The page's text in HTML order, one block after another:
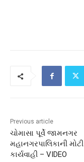
Previous article
ચોમાસા પૂર્વે જામનગર
મહાનગરપાલિકાની મોટી
કાર્યવાહી – VIDEO